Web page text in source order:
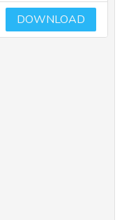
DOWNLOAD